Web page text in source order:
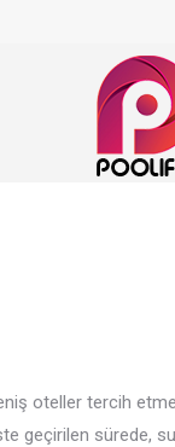
oteller tercih
geçirilen sürede,